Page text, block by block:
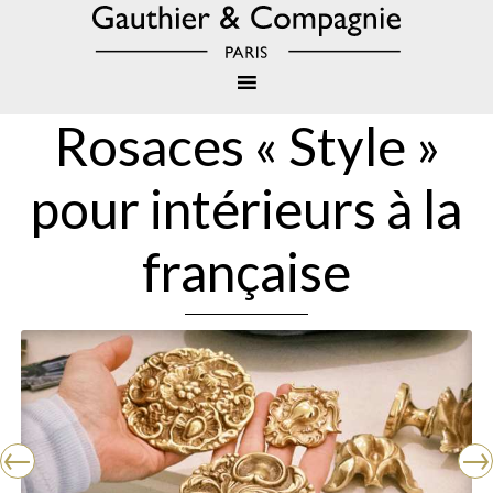
Rosaces « Style »
pour intérieurs à la
française